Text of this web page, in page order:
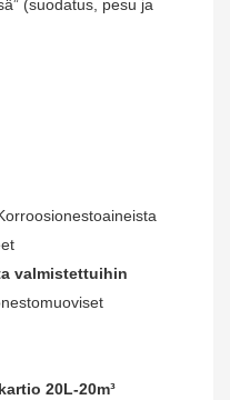
valmistettuihin
20L-20m³